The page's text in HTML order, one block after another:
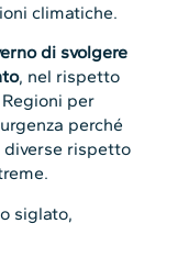
climatiche.
di svolgere
, nel rispetto
per
perché
diverse rispetto
siglato,